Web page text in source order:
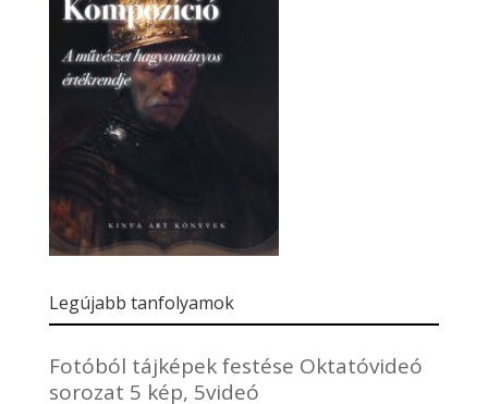
Legújabb tanfolyamok
Fotóból tájképek festése Oktatóvideó
sorozat 5 kép, 5videó